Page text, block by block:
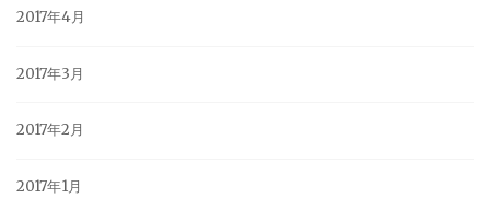
2017年4月
2017年3月
2017年2月
2017年1月